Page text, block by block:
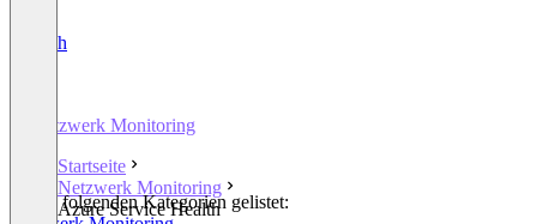
English
Netzwerk Monitoring
Startseite
Netzwerk Monitoring
Azure Service Health
In den folgenden Kategorien gelistet: